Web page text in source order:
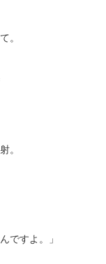
。
。
ですよ。」